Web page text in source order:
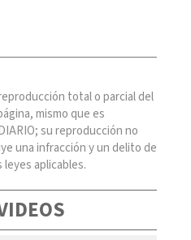
total o parcial del
mismo que es
su reproducción no
una infracción y un delito de
aplicables.